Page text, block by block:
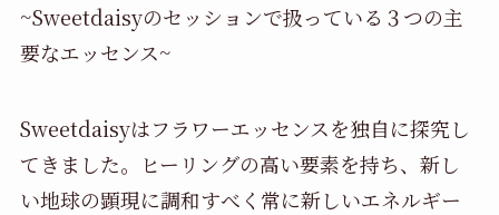
~Sweetdaisyのセッションで扱っている３つの主
要なエッセンス~
Sweetdaisyはフラワーエッセンスを独自に探究し
てきました。ヒーリングの高い要素を持ち、新し
い地球の顕現に調和すべく常に新しいエネルギー